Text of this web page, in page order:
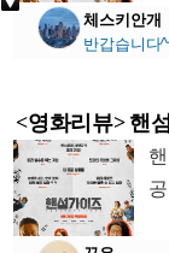
체스키안개
반갑습니다
<영화리뷰> 핸